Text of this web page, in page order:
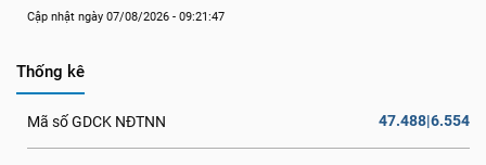
Cập nhật ngày 07/08/2026 - 09:21:47
Thống kê
Mã số GDCK NĐTNN 47.488|6.554